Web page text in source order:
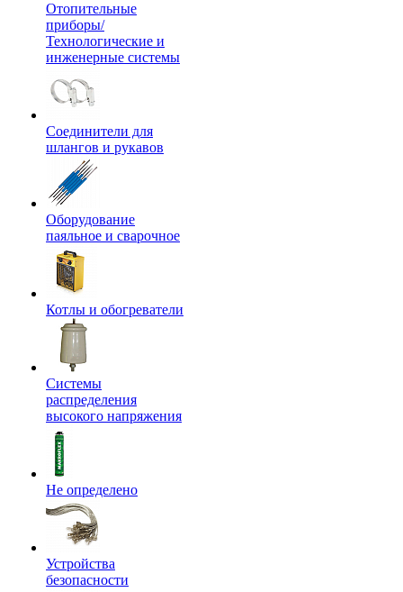
Отопительные
приборы/
Технологические и
инженерные системы
Соединители для
шлангов и рукавов
Оборудование
паяльное и сварочное
Котлы и обогреватели
Системы
распределения
высокого напряжения
Не определено
Устройства
безопасности